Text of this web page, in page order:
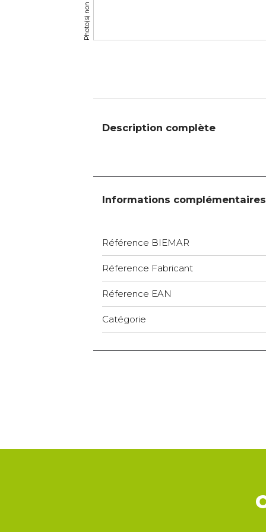
Description complète
Informations complémentaires
Référence BIEMAR
Réference Fabricant
Réference EAN
Catégorie